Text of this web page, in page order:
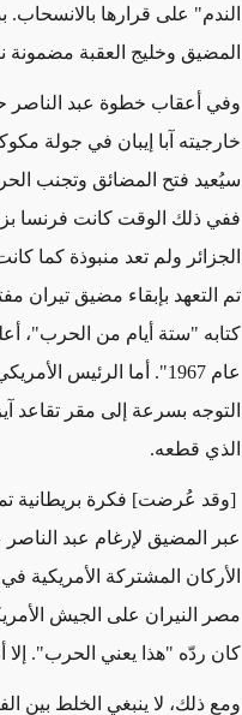
الندم" على قرارها بالانسحاب.
المضيق وخليج العقبة مضمونة
وفي أعقاب خطوة عبد الناصر
خارجيته آبا إيبان في جولة
سيُعيد فتح المضائق وتجنب
ففي ذلك الوقت كانت فرنسا
الجزائر ولم تعد منبوذة كما
تم التعهد بإبقاء مضيق تيران
عام 1967". أما الرئيس
التوجه بسرعة إلى مقر تقاعد
الذي قطعه.
[وقد عُرضت] فكرة بريطانية
عبر المضيق لإرغام عبد
الأركان المشتركة
مصر النيران على الجيش
كان ردّه "هذا يعني الحرب".
ومع ذلك، لا ينبغي الخلط بين